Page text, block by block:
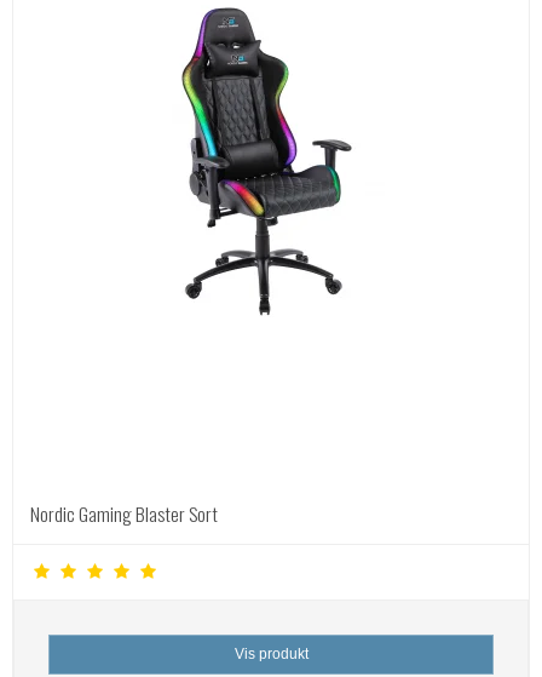
Nordic Gaming Blaster Sort
Vis produkt